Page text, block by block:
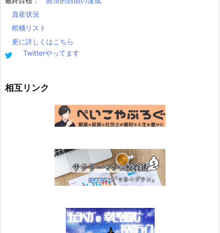
資産状況
棺桶リスト
更に詳しくはこちら
Twitterやってます
相互リンク